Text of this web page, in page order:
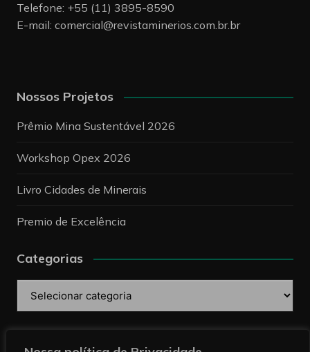
Telefone: +55 (11) 3895-8590
E-mail: comercial@revistaminerios.com.br.br
Nossos Projetos
Prêmio Mina Sustentável 2026
Workshop Opex 2026
Livro Cidades de Minerais
Premio de Excelência
Categorias